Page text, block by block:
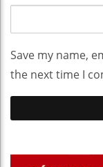
Save my name,
the next time I